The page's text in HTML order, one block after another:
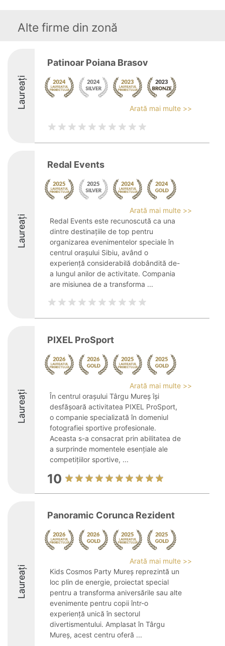
Alte firme din zonă
Laureați
Patinoar Poiana Brasov
Arată mai multe >>
Laureați
Redal Events
Arată mai multe >>
Redal Events este recunoscută ca una
dintre destinațiile de top pentru
organizarea evenimentelor speciale în
centrul orașului Sibiu, având o
experiență considerabilă dobândită de-
a lungul anilor de activitate. Compania
are misiunea de a transforma ...
Laureați
PIXEL ProSport
Arată mai multe >>
În centrul orașului Târgu Mureș își
desfășoară activitatea PIXEL ProSport,
o companie specializată în domeniul
fotografiei sportive profesionale.
Aceasta s-a consacrat prin abilitatea de
a surprinde momentele esențiale ale
competițiilor sportive, ...
10
Laureați
Panoramic Corunca Rezident
Arată mai multe >>
Kids Cosmos Party Mureș reprezintă un
loc plin de energie, proiectat special
pentru a transforma aniversările sau alte
evenimente pentru copii într-o
experiență unică în sectorul
divertismentului. Amplasat în Târgu
Mureș, acest centru oferă ...